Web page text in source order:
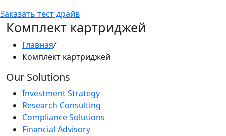
Заказать тест драйв
Комплект картриджей
Главная/
Комплект картриджей
Our Solutions
Investment Strategy
Research Consulting
Compliance Solutions
Financial Advisory